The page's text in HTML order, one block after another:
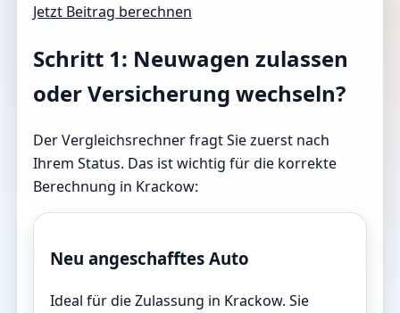
Jetzt Beitrag berechnen
Schritt 1: Neuwagen zulassen
oder Versicherung wechseln?
Der Vergleichsrechner fragt Sie zuerst nach
Ihrem Status. Das ist wichtig für die korrekte
Berechnung in Krackow:
Neu angeschafftes Auto
Ideal für die Zulassung in Krackow. Sie